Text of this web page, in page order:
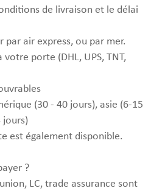
de livraison et le délai
par air express, ou par mer.
porte (DHL, UPS, TNT,
(30 - 40 jours), asie (6-15
jours)
est également disponible.
?
LC, trade assurance sont